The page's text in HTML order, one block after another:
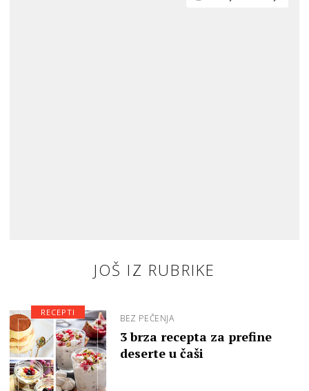
JOŠ IZ RUBRIKE
BEZ PEČENJA
3 brza recepta za prefine
deserte u čaši
RECEPTI